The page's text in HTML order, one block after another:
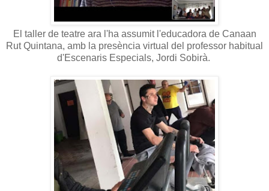
El taller de teatre ara l'ha assumit l'educadora de Canaan
Rut Quintana, amb la presència virtual del professor habitual
d'Escenaris Especials, Jordi Sobirà.